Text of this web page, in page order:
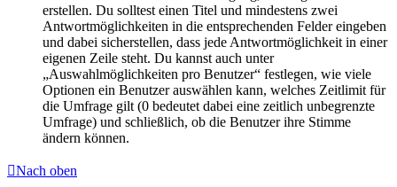
erstellen. Du solltest einen Titel und mindestens zwei
Antwortmöglichkeiten in die entsprechenden Felder eingeben
und dabei sicherstellen, dass jede Antwortmöglichkeit in einer
eigenen Zeile steht. Du kannst auch unter
„Auswahlmöglichkeiten pro Benutzer“ festlegen, wie viele
Optionen ein Benutzer auswählen kann, welches Zeitlimit für
die Umfrage gilt (0 bedeutet dabei eine zeitlich unbegrenzte
Umfrage) und schließlich, ob die Benutzer ihre Stimme
ändern können.
Nach oben